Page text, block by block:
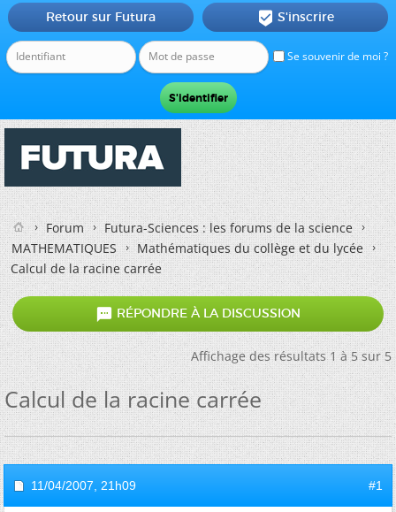
Se souvenir de moi ?
Retour sur Futura  S'inscrire
Forum
Futura-Sciences : les forums de la science
MATHEMATIQUES
Mathématiques du collège et du lycée
Calcul de la racine carrée
 RÉPONDRE À LA DISCUSSION
Affichage des résultats 1 à 5 sur 5
Calcul de la racine carrée
11/04/2007, 21h09 #1